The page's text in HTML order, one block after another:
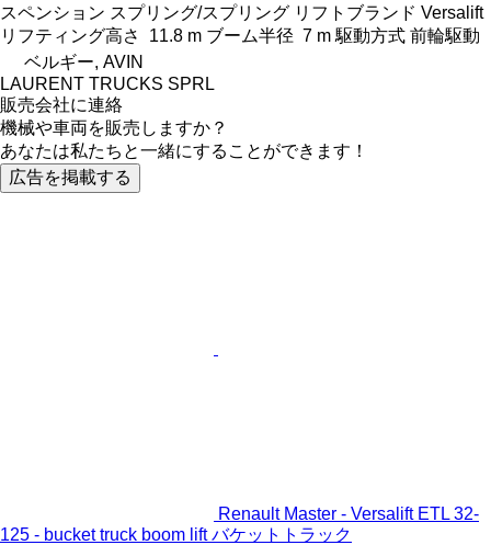
スペンション スプリング/スプリング リフトブランド Versalift
リフティング高さ
11.8 m ブーム半径 7 m 駆動方式 前輪駆動
ベルギー, AVIN
LAURENT TRUCKS SPRL
販売会社に連絡
機械や車両を販売しますか？
あなたは私たちと一緒にすることができます！
広告を掲載する
Renault Master - Versalift ETL 32-
125 - bucket truck boom lift バケットトラック